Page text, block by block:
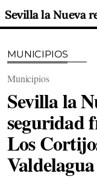
MUNICIPIOS
Municipios
Sevilla la
seguridad
Los
Valdelagua